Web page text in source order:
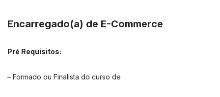
Encarregado(a) de E-Commerce
Pré Requisitos:
– Formado ou Finalista do curso de